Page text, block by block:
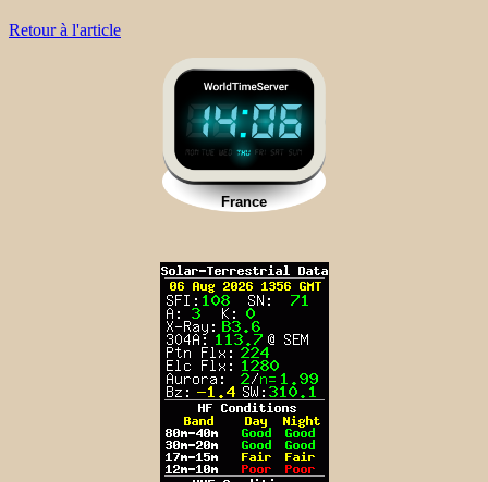
Retour à l'article